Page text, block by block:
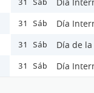
31 Sáb
31 Sáb Día
31 Sáb Día de
31 Sáb Día